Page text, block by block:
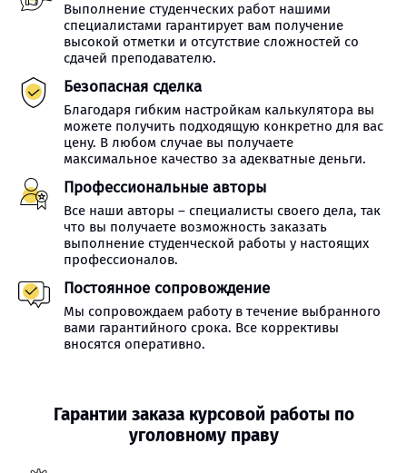
Выполнение студенческих работ нашими
специалистами гарантирует вам получение
высокой отметки и отсутствие сложностей со
сдачей преподавателю.
Безопасная сделка
Благодаря гибким настройкам калькулятора вы
можете получить подходящую конкретно для вас
цену. В любом случае вы получаете
максимальное качество за адекватные деньги.
Профессиональные авторы
Все наши авторы – специалисты своего дела, так
что вы получаете возможность заказать
выполнение студенческой работы у настоящих
профессионалов.
Постоянное сопровождение
Мы сопровождаем работу в течение выбранного
вами гарантийного срока. Все коррективы
вносятся оперативно.
Гарантии заказа курсовой работы по
уголовному праву